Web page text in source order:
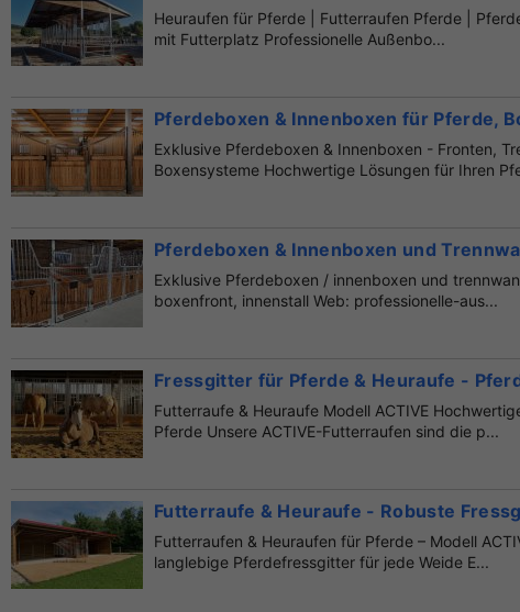
Heuraufen für Pferde | Futterraufen Pferde |
mit Futterplatz Professionelle Außenbo...
Pferdeboxen & Innenboxen für Pferde,
Exklusive Pferdeboxen & Innenboxen - Fronten,
Boxensysteme Hochwertige Lösungen für Ihren
Pferdeboxen & Innenboxen und
Exklusive Pferdeboxen / innenboxen und
boxenfront, innenstall Web: professionelle-aus...
Fressgitter für Pferde & Heuraufe -
Futterraufe & Heuraufe Modell ACTIVE
Pferde Unsere ACTIVE-Futterraufen sind die p...
Futterraufe & Heuraufe - Robuste
Futterraufen & Heuraufen für Pferde – Modell
langlebige Pferdefressgitter für jede Weide E...